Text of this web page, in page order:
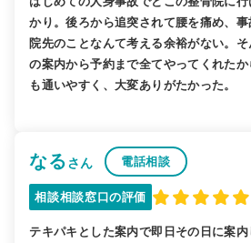
かり。後ろから追突されて腰を痛め、
院先のことなんて考える余裕がない。
の案内から予約まで全てやってくれた
も通いやすく、大変ありがたかった。
なるさん 電話相談
相談相談窓口の評価
テキパキとした案内で即日その日に案